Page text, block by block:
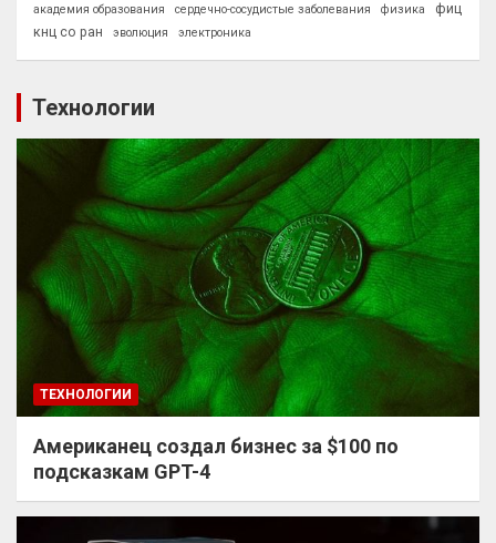
академия образования
сердечно-сосудистые заболевания физика
фиц
кнц со ран
эволюция электроника
Технологии
ТЕХНОЛОГИИ
Американец создал бизнес за $100 по
подсказкам GPT-4